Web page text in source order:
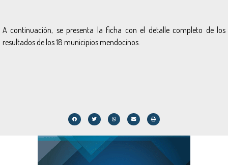
A continuación, se presenta la ficha con el detalle completo de los
resultados de los 18 municipios mendocinos.